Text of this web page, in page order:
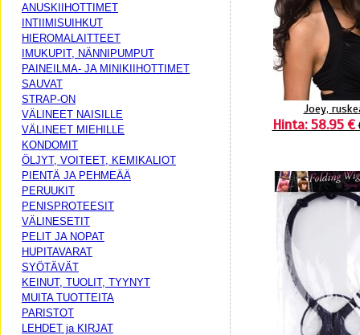
ANUSKIIHOTTIMET
INTIIMISUIHKUT
HIEROMALAITTEET
IMUKUPIT, NÄNNIPUMPUT
PAINEILMA- JA MINIKIIHOTTIMET
SAUVAT
STRAP-ON
VÄLINEET NAISILLE
VÄLINEET MIEHILLE
KONDOMIT
ÖLJYT, VOITEET, KEMIKALIOT
PIENTÄ JA PEHMEÄÄ
PERUUKIT
PENISPROTEESIT
VÄLINESETIT
PELIT JA NOPAT
HUPITAVARAT
SYÖTÄVÄT
KEINUT, TUOLIT, TYYNYT
MUITA TUOTTEITA
PARISTOT
LEHDET ja KIRJAT
Joey,
Hinta: 58.95 €